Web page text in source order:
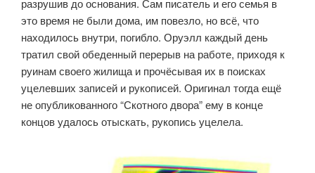
разрушив до основания. Сам писатель и его семья в
это время не были дома, им повезло, но всё, что
находилось внутри, погибло. Оруэлл каждый день
тратил свой обеденный перерыв на работе, приходя к
руинам своего жилища и прочёсывая их в поисках
уцелевших записей и рукописей. Оригинал тогда ещё
не опубликованного “Скотного двора” ему в конце
концов удалось отыскать, рукопись уцелела.